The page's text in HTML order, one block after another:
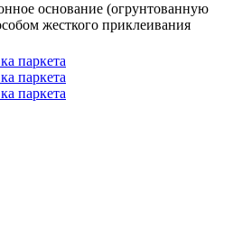
основание (огрунтованную
жесткого приклеивания